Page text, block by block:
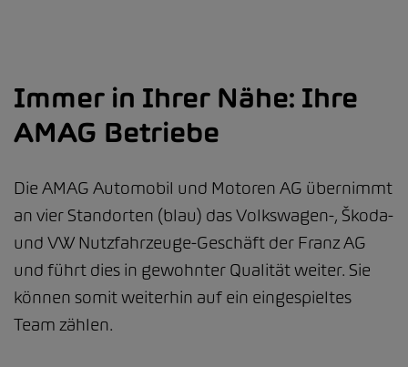
Immer in Ihrer Nähe: Ihre
AMAG Betriebe
Die AMAG Automobil und Motoren AG übernimmt
an vier Standorten (blau) das Volkswagen-, Škoda-
und VW Nutzfahrzeuge-Geschäft der Franz AG
und führt dies in gewohnter Qualität weiter. Sie
können somit weiterhin auf ein eingespieltes
Team zählen.